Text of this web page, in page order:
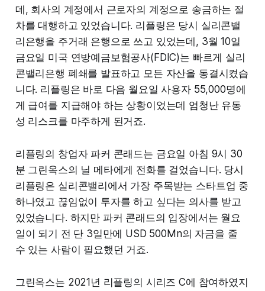
데, 회사의 계정에서 근로자의 계정으로 송금하는 절
차를 대행하고 있었습니다. 리플링은 당시 실리콘밸
리은행을 주거래 은행으로 쓰고 있었는데, 3월 10일
금요일 미국 연방예금보험공사(FDIC)는 빠르게 실리
콘밸리은행 폐쇄를 발표하고 모든 자산을 동결시켰습
니다. 리플링은 바로 다음 월요일 사용자 55,000명에
게 급여를 지급해야 하는 상황이었는데 엄청난 유동
성 리스크를 마주하게 된거죠.
리플링의 창업자 파커 콘래드는 금요일 아침 9시 30
분 그린옥스의 닐 메타에게 전화를 걸었습니다. 당시
리플링은 실리콘밸리에서 가장 주목받는 스타트업 중
하나였고 끊임없이 투자를 하고 싶다는 의사를 받고
있었습니다. 하지만 파커 콘래드의 입장에서는 월요
일이 되기 전 단 3일만에 USD 500Mn의 자금을 줄
수 있는 사람이 필요했던 거죠.
그린옥스는 2021년 리플링의 시리즈 C에 참여하였지